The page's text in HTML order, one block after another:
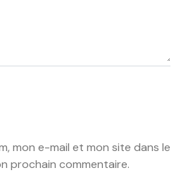
mon e-mail et mon site dans le
prochain commentaire.